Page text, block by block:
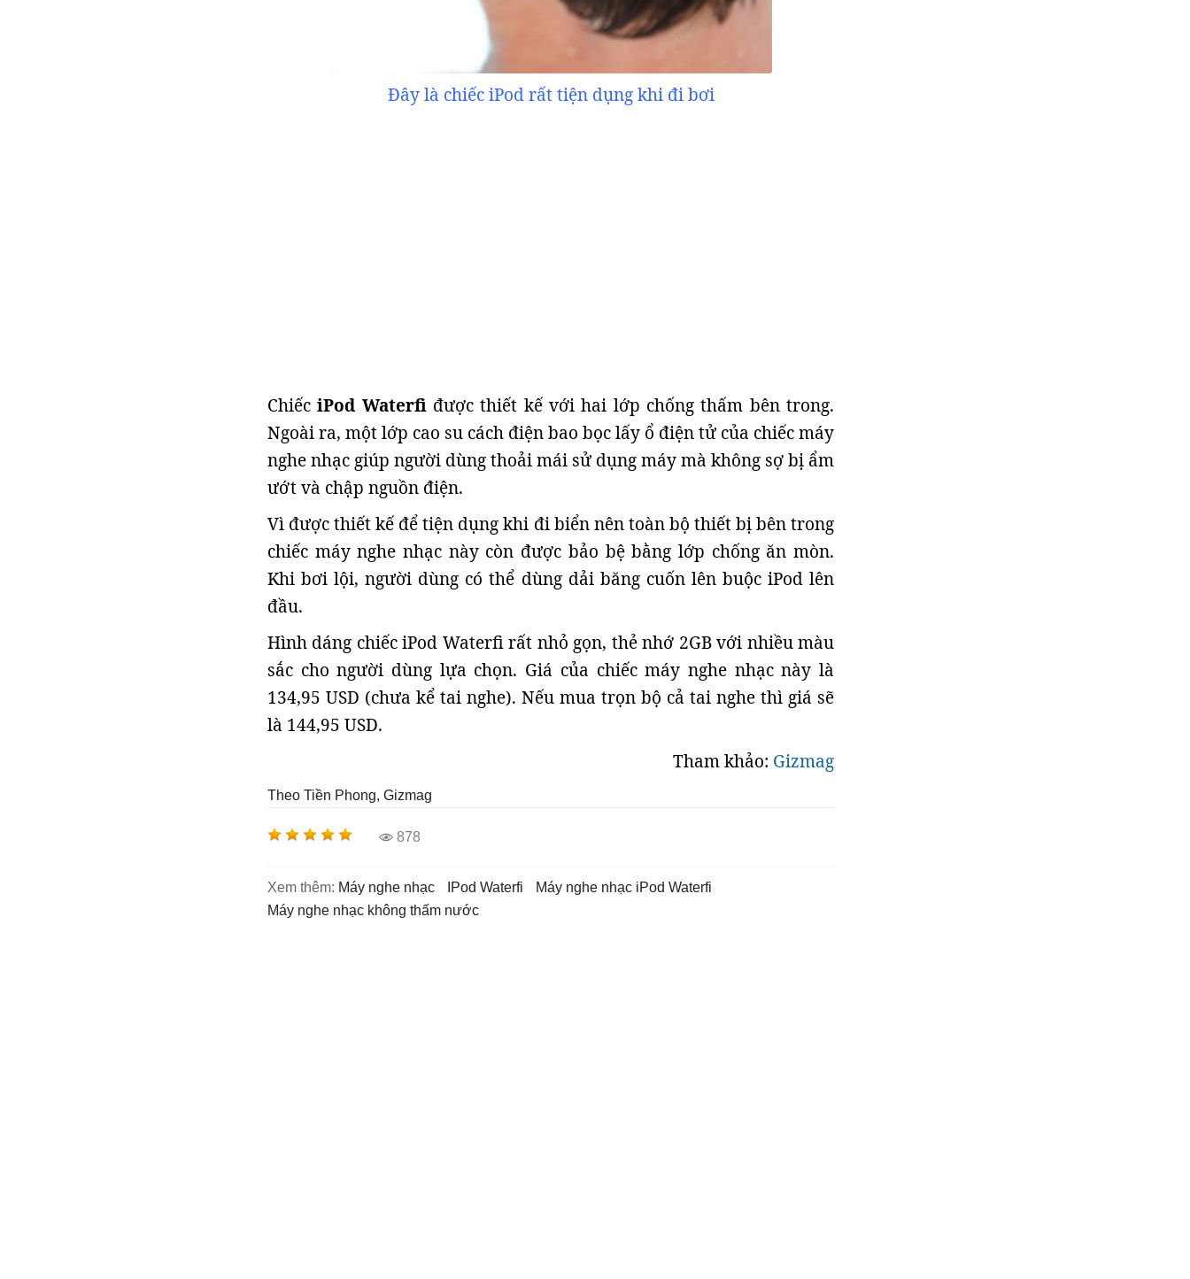
Đây là chiếc iPod rất tiện dụng khi đi bơi
ChiếciPod Waterfiđược thiết kế với hai lớp chống thấm bên trong.
Ngoài ra, một lớp cao su cách điện bao bọc lấy ổ điện tử của chiếc máy
nghe nhạc giúp người dùng thoải mái sử dụng máy mà không sợ bị ẩm
ướt và chập nguồn điện.
Vì được thiết kế để tiện dụng khi đi biển nên toàn bộ thiết bị bên trong
chiếc máy nghe nhạc này còn được bảo bệ bằng lớp chống ăn mòn.
Khi bơi lội, người dùng có thể dùng dải băng cuốn lên buộc iPod lên
đầu.
Hình dáng chiếc iPod Waterfi rất nhỏ gọn, thẻ nhớ 2GB với nhiều màu
sắc cho người dùng lựa chọn. Giá của chiếc máy nghe nhạc này là
134,95 USD (chưa kể tai nghe). Nếu mua trọn bộ cả tai nghe thì giá sẽ
là 144,95 USD.
Tham khảo: Gizmag
Theo Tiền Phong, Gizmag
878
Xem thêm: máy nghe nhạc iPod Waterfi
máy nghe nhạc iPod Waterfi
Máy nghe nhạc không thấm nước